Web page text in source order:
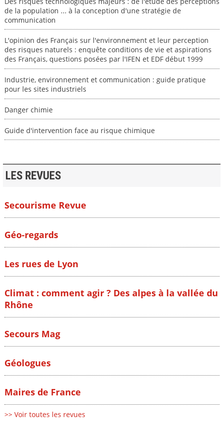
de la population ... à la conception d'une stratégie de
communication
L'opinion des Français sur l'environnement et leur perception
des risques naturels : enquête conditions de vie et aspirations
des Français, questions posées par l'IFEN et EDF début 1999
Industrie, environnement et communication : guide pratique
pour les sites industriels
Danger chimie
Guide d'intervention face au risque chimique
LES REVUES
Secourisme Revue
Géo-regards
Les rues de Lyon
Climat : comment agir ? Des alpes à la vallée du
Rhône
Secours Mag
Géologues
Maires de France
>> Voir toutes les revues